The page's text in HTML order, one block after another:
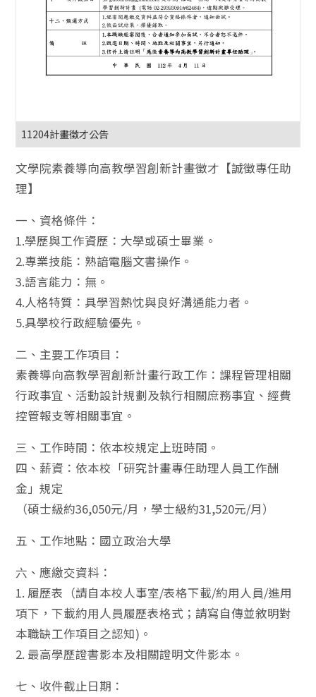
11204計畫徵才公告
文學院素養導向高教學習創新計畫徵才【誠徵專任助
理】
一、資格條件：
1.學歷與工作資歷：大學或碩士畢業。
2.專業技能：熟諳電腦文書操作。
3.語言能力：無。
4.人格特質：具學習熱忱與良好溝通能力者。
5.具學校行政經驗優先。
二、主要工作項目：
素養導向高教學習創新計畫行政工作：課程管理相關
行政事宜、活動設計規劃及執行相關庶務事宜、經費
控管報支等相關事宜。
三、工作時間：依本校規定上班時間。
四、薪資：依本校「研究計畫專任助理人員工作酬
金」規定
（碩士級約36,050元/月，學士級約31,520元/月）
五、工作地點：國立政治大學
六、應繳交資料：
1. 履歷表（請自本校人事室/表格下載/約用人員/進用
項下，下載約用人員履歷表格式；請寫自傳並敘明對
本職缺工作項目之認知)。
2. 最高學歷證書影本及相關證明文件影本。
七、收件截止日期：